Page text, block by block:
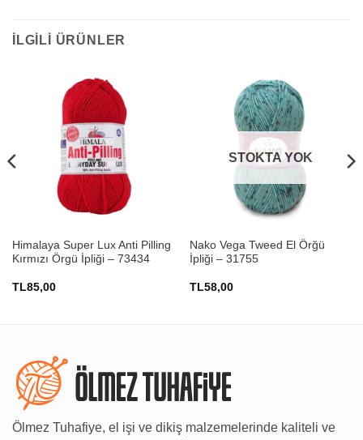
İLGILI ÜRÜNLER
Himalaya Super Lux Anti Pilling
Kırmızı Örgü İpliği – 73434
TL85,00
STOKTA YOK
Nako Vega Tweed El Örğü
İpliği – 31755
TL58,00
Ölmez Tuhafiye, el işi ve dikiş malzemelerinde kaliteli ve